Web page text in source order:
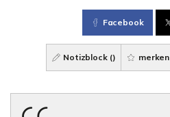
Facebook
Notizblock () merken